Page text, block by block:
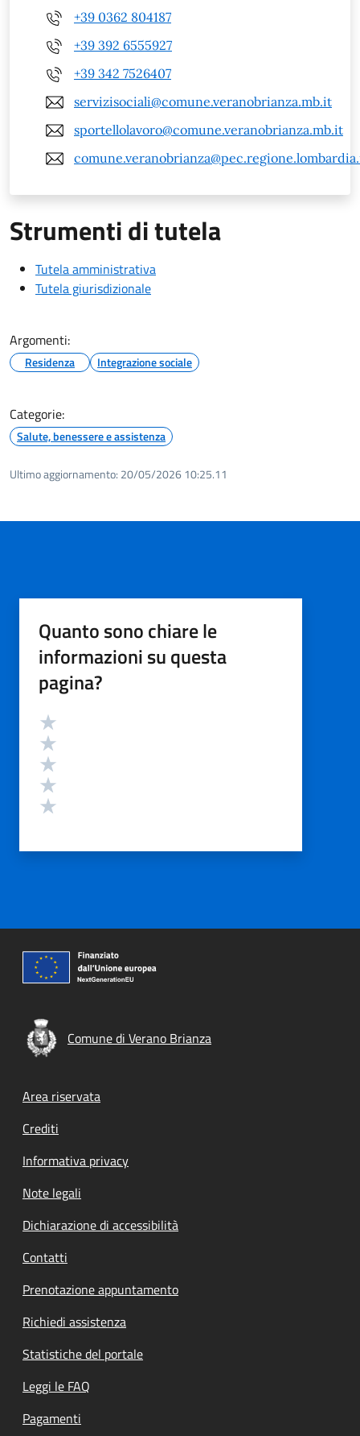
+39 0362 804187
+39 392 6555927
+39 342 7526407
servizisociali@comune.veranobrianza.mb.it
sportellolavoro@comune.veranobrianza.mb.it
Strumenti di tutela
Tutela amministrativa
Tutela giurisdizionale
Argomenti:
Residenza Integrazione sociale
Categorie:
Salute, benessere e assistenza
Ultimo aggiornamento: 20/05/2026 10:25.11
Quanto sono chiare le
informazioni su questa
pagina?
Valutazione
Comune di Verano Brianza
Footer menu
Area riservata
Crediti
Informativa privacy
Note legali
Dichiarazione di accessibilità
Contatti
Prenotazione appuntamento
Richiedi assistenza
Statistiche del portale
Leggi le FAQ
Pagamenti